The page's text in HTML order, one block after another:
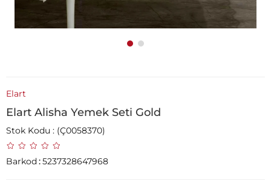
Elart
Elart Alisha Yemek Seti Gold
Stok Kodu (Ç0058370)
Barkod:5237328647968